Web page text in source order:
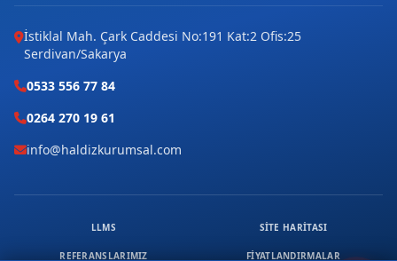
İstiklal Mah. Çark Caddesi No:191 Kat:2 Ofis:25
Serdivan/Sakarya
0533 556 77 84
0264 270 19 61
info@haldizkurumsal.com
LLMS SITE HARITASI
REFERANSLARIMIZ FIYATLANDIRMALAR